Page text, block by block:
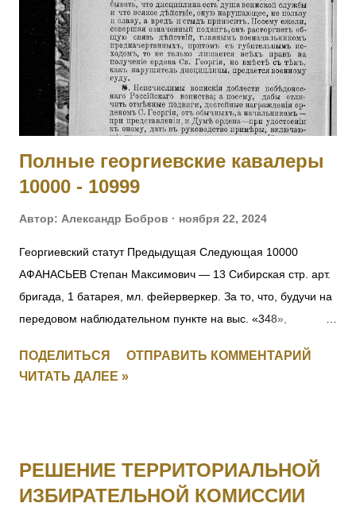
Василий — 293 пех. Ижорский полк, 2 рота, ст. унтер-
офицер. За мужество и храбрость в боях с австрийцами с
23 по 29.05.1915. 4014 СЕРГЕЕВ Василий — 295 пех.
Свирский полк, 11 рота, подпрапорщик. За отличие в боях с
23 по 28.06.1915. 4015 ДЕМЯНОВ Петр — 295 пех.
Свирский полк, пулеметная команда, фельдфебель. За от...
Полные георгиевские кавалеры
10000 - 10999
Автор: Александр Бобров ноября 22, 2024
Георгиевский статут Предыдущая Следующая 10000
АФАНАСЬЕВ Степан Максимович — 13 Сибирская стр. арт.
бригада, 1 батарея, мл. фейерверкер. За то, что, будучи на
передовом наблюдательном пункте на выс. «348»,
неприятельской артиллерии, а также подвергаясь
ружейному и пулеметному обстрелу, открыл движение
10001 Фамилия не установлена. 10002 ЮНКЕР Людвиг
внебрачный — 1 Усть-Двинский латышский стр. батальон, 1
ПОДЕЛИТЬСЯ
ОТПРАВИТЬ КОММЕНТАРИЙ
ЧИТАТЬ ДАЛЕЕ »
РЕШЕНИЕ ТЕРРИТОРИАЛЬНОЙ
ИЗБИРАТЕЛЬНОЙ КОМИССИИ